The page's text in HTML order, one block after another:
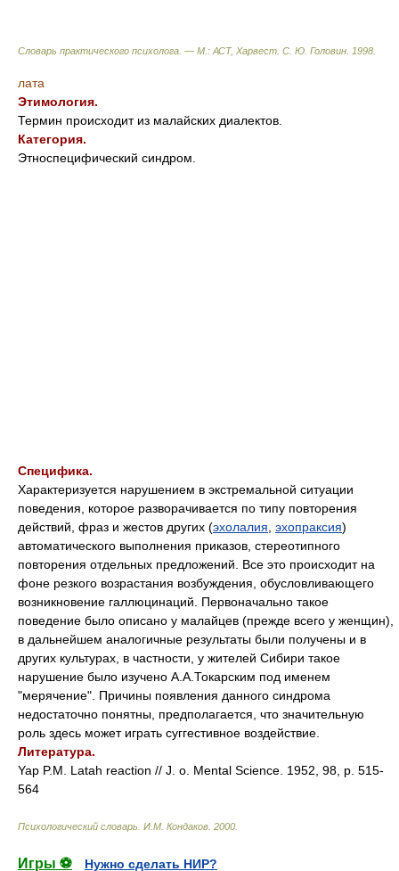
Словарь практического психолога. — М.: АСТ, Харвест С. Ю. Головин 1998
лата
Этимология.
Термин происходит из малайских диалектов.
Категория.
Этноспецифический синдром.
Специфика.
Характеризуется нарушением в экстремальной ситуации
поведения, которое разворачивается по типу повторения
действий, фраз и жестов других (эхолалия эхопраксия)
автоматического выполнения приказов, стереотипного
повторения отдельных предложений. Все это происходит на
фоне резкого возрастания возбуждения, обусловливающего
возникновение галлюцинаций. Первоначально такое
поведение было описано у малайцев (прежде всего у женщин),
в дальнейшем аналогичные результаты были получены и в
других культурах, в частности, у жителей Сибири такое
нарушение было изучено А.А.Токарским под именем
"мерячение". Причины появления данного синдрома
недостаточно понятны, предполагается, что значительную
роль здесь может играть суггестивное воздействие.
Литература.
Yap P.M. Latah reaction // J. o. Mental Science. 1952, 98, p. 515-
564
Психологический словарь И.М. Кондаков 2000
Игры ⚽ Нужно сделать НИР?